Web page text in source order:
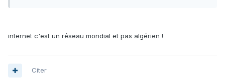
internet c'est un réseau mondial et pas algérien !
Citer